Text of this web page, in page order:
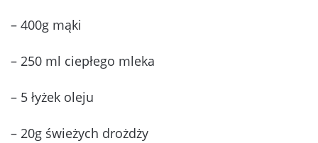
– 400g mąki
– 250 ml ciepłego mleka
– 5 łyżek oleju
– 20g świeżych drożdży